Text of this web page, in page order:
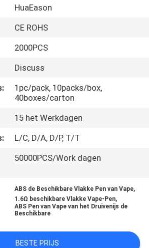
HuaEason
CE ROHS
2000PCS
Discuss
1pc/pack, 10packs/box,
40boxes/carton
15 het Werkdagen
L/C, D/A, D/P, T/T
50000PCS/Work dagen
ABS de Beschikbare Vlakke Pen van Vape,
1.6Ω beschikbare Vlakke Vape-Pen,
ABS Pen van Vape van het Druivenijs de
Beschikbare
BESTE PRIJS